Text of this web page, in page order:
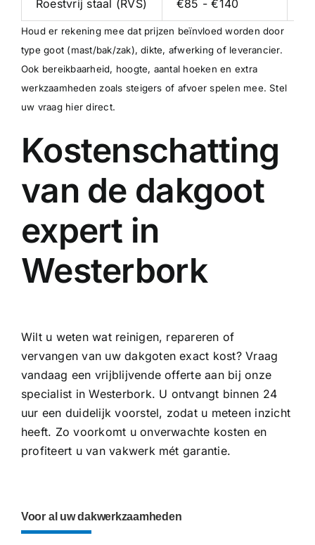
Roestvrij staal (RVS) €85 - €140
Houd er rekening mee dat prijzen beïnvloed worden door
type goot (mast/bak/zak), dikte, afwerking of leverancier.
Ook bereikbaarheid, hoogte, aantal hoeken en extra
werkzaamheden zoals steigers of afvoer spelen mee.Stel
uw vraag hier direct.
Kostenschatting
van de dakgoot
expert in
Westerbork
Wilt u weten wat reinigen, repareren of
vervangen van uw dakgoten exact kost? Vraag
vandaag een vrijblijvende offerte aan bij onze
specialist in Westerbork. U ontvangt binnen 24
uur een duidelijk voorstel, zodat u meteen inzicht
heeft. Zo voorkomt u onverwachte kosten en
profiteert u van vakwerk mét garantie.
Voor al uw dakwerkzaamheden